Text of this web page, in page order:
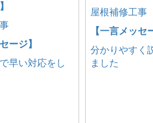
ージ】
早い対応をし
屋根補修工事
【一言メッセ
分かりやすく
ました